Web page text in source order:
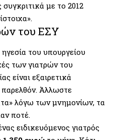
συγκριτικά με το 2012
του ΕΣΥ
του υπουργείου
των γιατρών του
είναι εξαιρετικά
Άλλωστε
λόγω των μνημονίων, τα
ποτέ.
ειδικευόμενος γιατρός